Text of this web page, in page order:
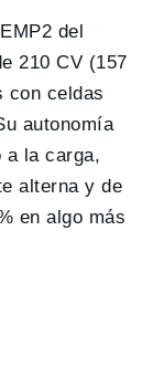
del
210 CV (157
con celdas
autonomía
a la carga,
alterna y de
en algo más